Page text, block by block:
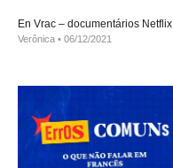
En Vrac – documentários Netflix
Verônica 06/12/2021